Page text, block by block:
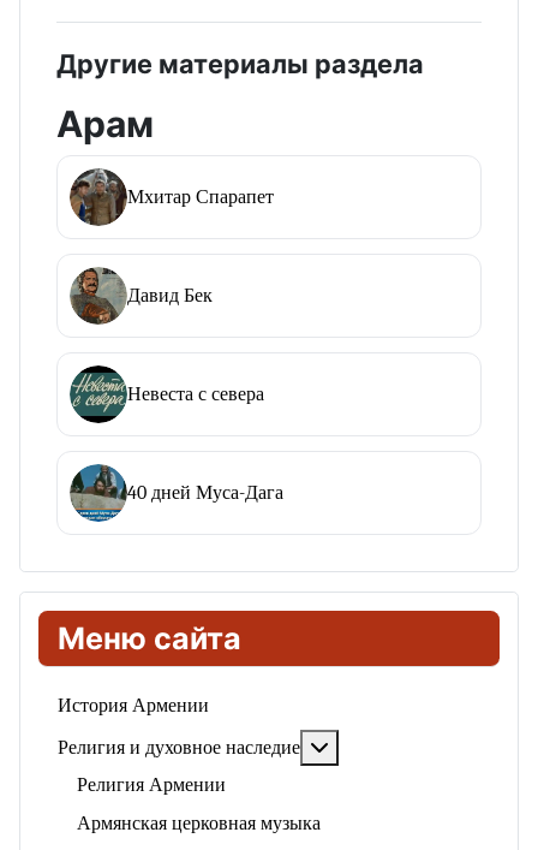
Меню сайта
История Армении
Религия и духовное наследие
Религия Армении
Армянская церковная музыка
Другие материалы раздела
Арам
Мхитар Спарапет
Давид Бек
Невеста с севера
40 дней Муса-Дага